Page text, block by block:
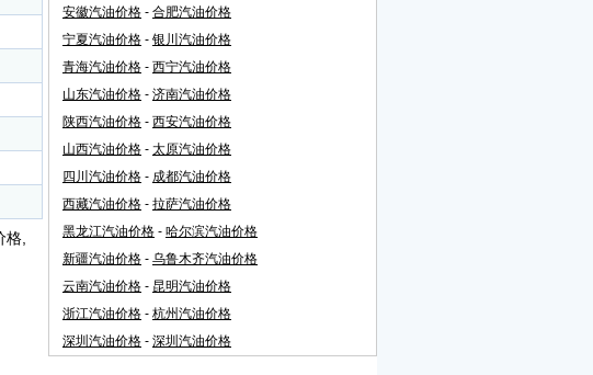
,
安徽汽油价格 - 合肥汽油价格
宁夏汽油价格 - 银川汽油价格
青海汽油价格 - 西宁汽油价格
山东汽油价格 - 济南汽油价格
陕西汽油价格 - 西安汽油价格
山西汽油价格 - 太原汽油价格
四川汽油价格 - 成都汽油价格
西藏汽油价格 - 拉萨汽油价格
黑龙江汽油价格 - 哈尔滨汽油价格
新疆汽油价格 - 乌鲁木齐汽油价格
云南汽油价格 - 昆明汽油价格
浙江汽油价格 - 杭州汽油价格
深圳汽油价格 - 深圳汽油价格